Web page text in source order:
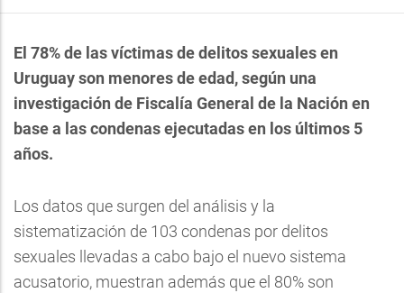
El 78% de las víctimas de delitos sexuales en
Uruguay son menores de edad, según una
investigación de Fiscalía General de la Nación en
base a las condenas ejecutadas en los últimos 5
años.
Los datos que surgen del análisis y la
sistematización de 103 condenas por delitos
sexuales llevadas a cabo bajo el nuevo sistema
acusatorio, muestran además que el 80% son